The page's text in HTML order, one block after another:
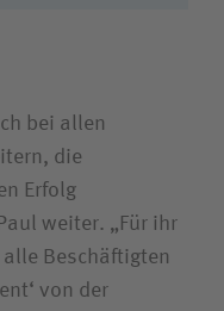
bei allen
die
Erfolg
weiter. „Für ihr
Beschäftigten
von der